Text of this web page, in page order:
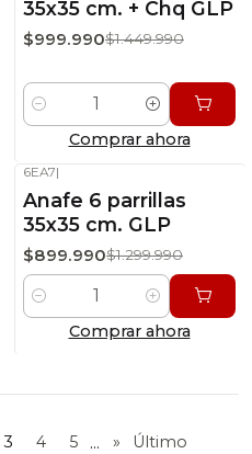
35x35 cm. + Chq GLP
$999.990$1.449.990
Cantidad
Comprar ahora
OFF
Stock disponible
6EA7|
Anafe 6 parrillas
35x35 cm. GLP
$899.990$1.299.990
Cantidad
Comprar ahora
3 4 5 ... » Último